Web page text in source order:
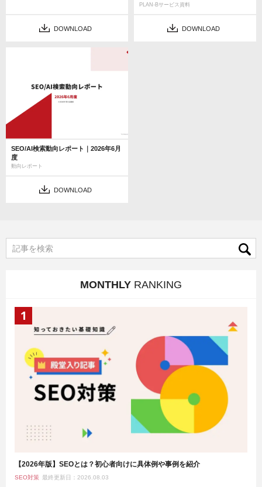
DOWNLOAD
PLAN-Bサービス資料
DOWNLOAD
SEO/AI検索動向レポート｜2026年6月
度
動向レポート
DOWNLOAD
MONTHLY RANKING
【2026年版】SEOとは？初心者向けに具体例や事例を紹介
SEO対策 最終更新日：2026.08.03